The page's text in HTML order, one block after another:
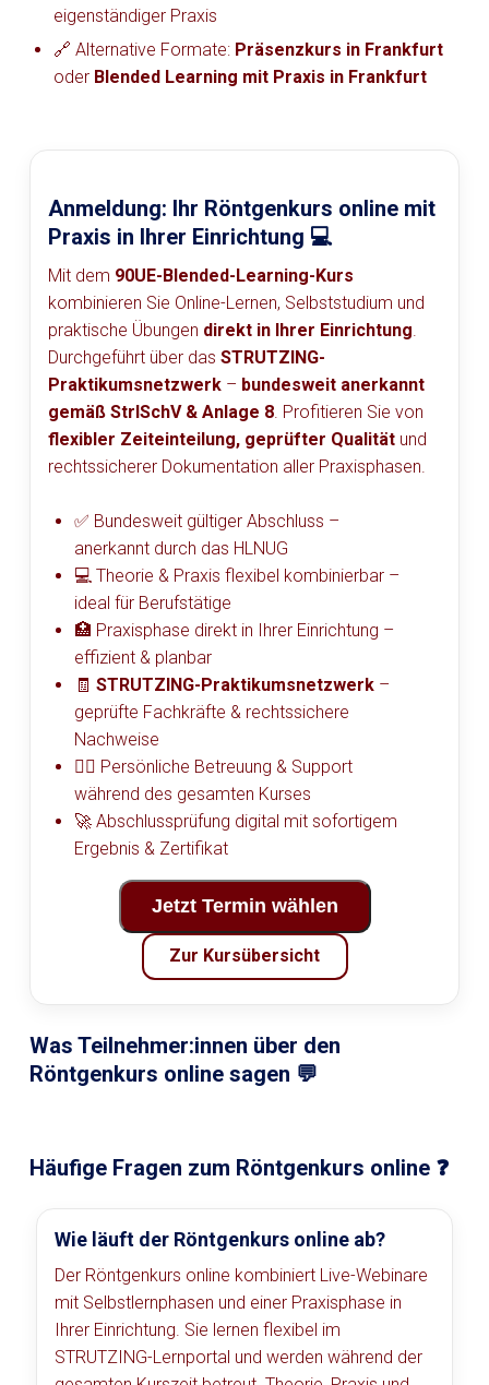
eigenständiger Praxis
🔗 Alternative Formate: Präsenzkurs in Frankfurt
oder Blended Learning mit Praxis in Frankfurt
Anmeldung: Ihr Röntgenkurs online mit
Praxis in Ihrer Einrichtung 💻
Mit dem 90UE-Blended-Learning-Kurs
kombinieren Sie Online-Lernen, Selbststudium und
praktische Übungen direkt in Ihrer Einrichtung
Durchgeführt über das STRUTZING-
Praktikumsnetzwerk – bundesweit anerkannt
gemäß StrlSchV & Anlage 8 . Profitieren Sie von
flexibler Zeiteinteilung, geprüfter Qualität und
rechtssicherer Dokumentation aller Praxisphasen.
✅ Bundesweit gültiger Abschluss –
anerkannt durch das HLNUG
💻 Theorie & Praxis flexibel kombinierbar –
ideal für Berufstätige
🏥 Praxisphase direkt in Ihrer Einrichtung –
effizient & planbar
🧾 STRUTZING-Praktikumsnetzwerk –
geprüfte Fachkräfte & rechtssichere
Nachweise
👩‍⚕️ Persönliche Betreuung & Support
während des gesamten Kurses
🚀 Abschlussprüfung digital mit sofortigem
Ergebnis & Zertifikat
Jetzt Termin wählen
Zur Kursübersicht
Was Teilnehmer:innen über den
Röntgenkurs online sagen 💬
Häufige Fragen zum Röntgenkurs online ❓
Wie läuft der Röntgenkurs online ab?
Der Röntgenkurs online kombiniert Live-Webinare
mit Selbstlernphasen und einer Praxisphase in
Ihrer Einrichtung. Sie lernen flexibel im
STRUTZING-Lernportal und werden während der